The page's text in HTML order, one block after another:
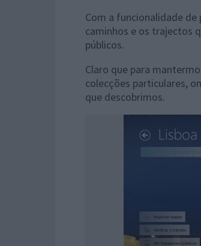
Com a funcionalidade
caminhos e os trajectos
públicos.
Claro que para
colecções particulares,
que descobrimos.